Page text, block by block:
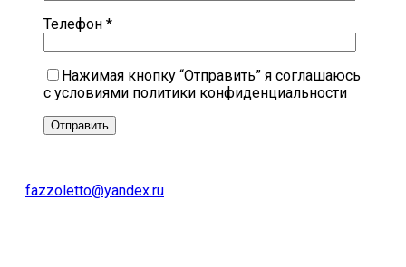
Телефон *
Нажимая кнопку “Отправить” я соглашаюсь
с условиями политики конфиденциальности
fazzoletto@yandex.ru